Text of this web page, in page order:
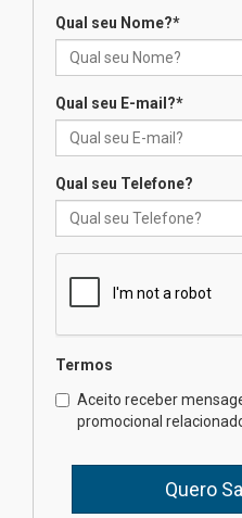
Como
XIII
obra
Qual seu Nome?*
Qual seu E-mail?*
Qual seu Telefone?
Termos
Aceito receber
promocional